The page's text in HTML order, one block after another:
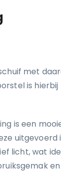
met
is hierbij
is een
uitgevoerd
licht, wat